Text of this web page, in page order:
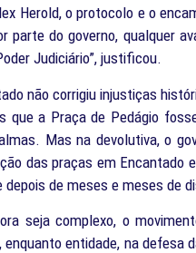
Herold, o protocolo e o
parte do governo, qualquer
Judiciário”, justificou.
não corrigiu injustiças
que a Praça de Pedágio
Mas na devolutiva, o
das praças em Encantado
de meses e meses de
seja complexo, o
entidade, na defesa